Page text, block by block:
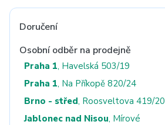
Doručení
Osobní odběr na prodejně
Praha 1, Havelská 503/19
Praha 1, Na Příkopě 820/24
Brno - střed, Roosveltova 419/20
Jablonec nad Nisou, Mírové